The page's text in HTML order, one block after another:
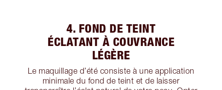
4. FOND DE TEINT
ÉCLATANT À COUVRANCE
LÉGÈRE
Le maquillage d’été consiste à une application
minimale du fond de teint et de laisser